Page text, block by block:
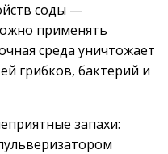
соды —
применять
среда уничтожает
грибков, бактерий и
запахи: